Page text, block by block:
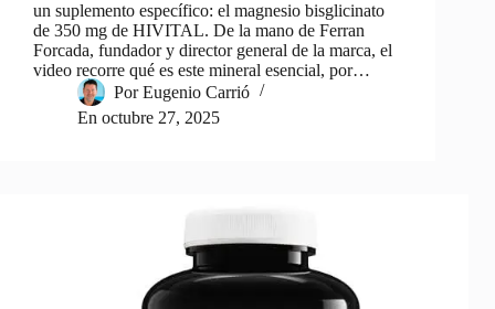
un suplemento específico: el magnesio bisglicinato
de 350 mg de HIVITAL. De la mano de Ferran
Forcada, fundador y director general de la marca, el
video recorre qué es este mineral esencial, por…
Por Eugenio Carrió
En octubre 27, 2025